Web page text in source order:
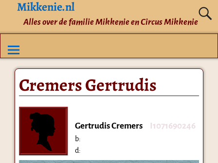
Mikkenie.nl
Alles over de familie Mikkenie en Circus Mikkenie
Cremers Gertrudis
Gertrudis Cremers I1071690246
b:
d: